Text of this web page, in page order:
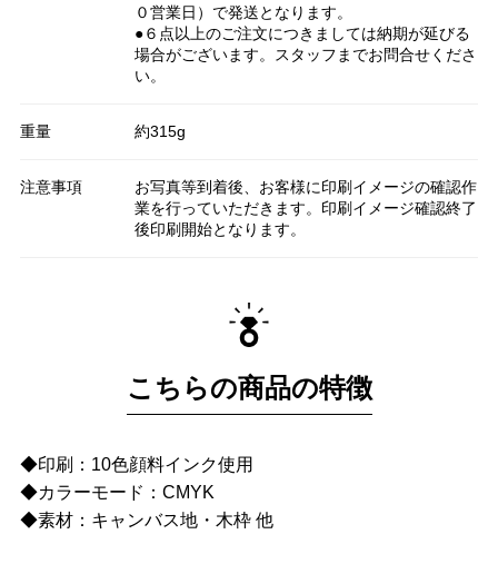
０営業日）で発送となります。
●６点以上のご注文につきましては納期が延びる
場合がございます。スタッフまでお問合せくださ
い。
重量 約315g
注意事項
お写真等到着後、お客様に印刷イメージの確認作
業を行っていただきます。印刷イメージ確認終了
後印刷開始となります。
こちらの商品の特徴
◆印刷：10色顔料インク使用
◆カラーモード：CMYK
◆素材：キャンバス地・木枠 他